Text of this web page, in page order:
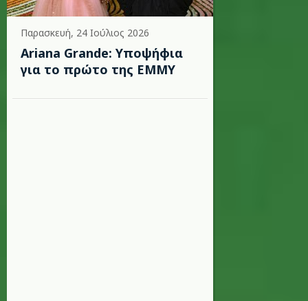
Παρασκευή, 24 Ιούλιος 2026
Ariana Grande: Υποψήφια
για το πρώτο της EMMY